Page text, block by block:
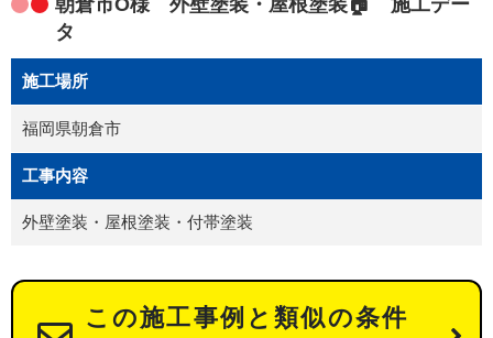
タ
施工場所
福岡県朝倉市
工事内容
外壁塗装・屋根塗装・付帯塗装
この施工事例と類似の条件